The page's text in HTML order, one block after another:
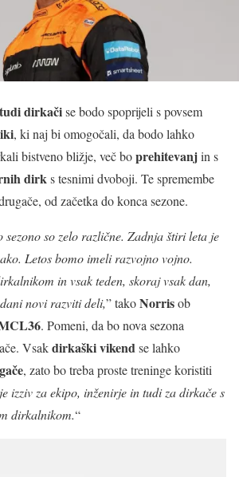
dirkačise bodo spoprijeli s povsem
, ki naj bi omogočali, da bodo lahko
bistveno bližje, več boprehitevanjin s
dirks tesnimi dvoboji. Te spremembe
od začetka do konca sezone.
so zelo različne. Zadnja štiri leta je
Letos bomo imeli razvojno vojno.
in vsak teden, skoraj vsak dan,
novi razviti deli,” takoNorrisob
. Pomeni, da bo nova sezona
Vsakdirkaški vikendse lahko
, zato bo treba proste treninge koristiti
izziv za ekipo, inženirje in tudi za dirkače s
dirkalnikom.“